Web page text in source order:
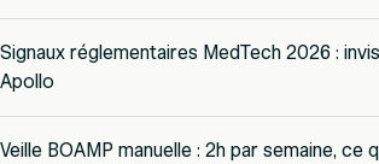
Signaux réglementaires MedTech 2026 :
Apollo
Veille BOAMP manuelle : 2h par semaine, ce